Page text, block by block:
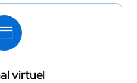
virtuel